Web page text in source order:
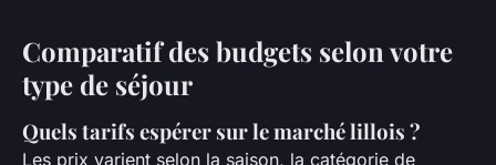
Comparatif des budgets selon votre
type de séjour
Quels tarifs espérer sur le marché lillois ?
Les prix varient selon la saison, la catégorie de